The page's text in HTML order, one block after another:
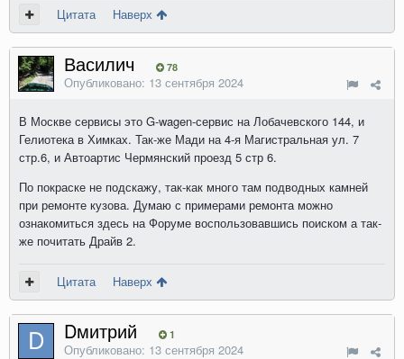
Цитата Наверх
Василич 78
Опубликовано: 13 сентября 2024
В Москве сервисы это G-wagen-сервис на Лобачевского 144, и
Гелиотека в Химках. Так-же Мади на4-я Магистральная ул. 7
стр.6, и Автоартис Чермянский проезд 5 стр 6.
По покраске не подскажу, так-как много там подводных камней
при ремонте кузова. Думаю с примерами ремонта можно
ознакомиться здесь на Форуме воспользовавшись поиском а так-
же почитать Драйв 2.
Цитата Наверх
Dмитрий 1
Опубликовано: 13 сентября 2024